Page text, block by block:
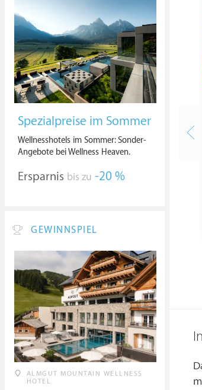
Spezialpreise im Sommer
Wellnesshotels im Sommer: Sonder-
Angebote bei Wellness Heaven.
Ersparnis bis zu -20 %
GEWINNSPIEL
ALMGUT MOUNTAIN WELLNESS
HOTEL